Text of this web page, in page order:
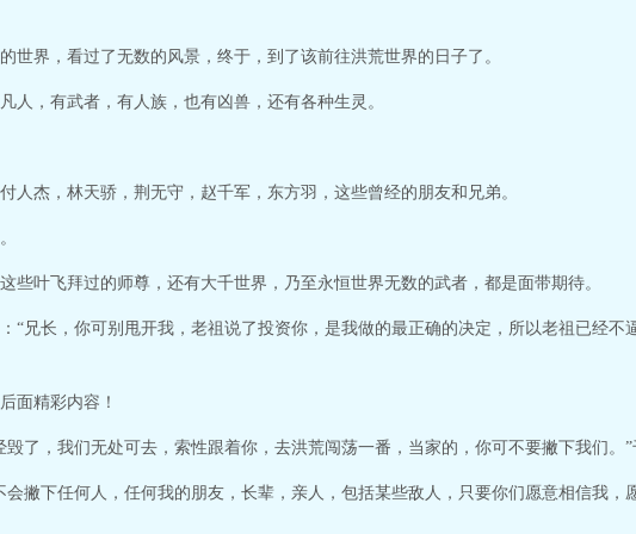
世界，看过了无数的风景，终于，到了该前往洪荒世界的日子了。
人，有武者，有人族，也有凶兽，还有各种生灵。
人杰，林天骄，荆无守，赵千军，东方羽，这些曾经的朋友和兄弟。
些叶飞拜过的师尊，还有大千世界，乃至永恒世界无数的武者，都是面带期待。
“兄长，你可别甩开我，老祖说了投资你，是我做的最正确的决定，所以老祖已经不
面精彩内容！
了，我们无处可去，索性跟着你，去洪荒闯荡一番，当家的，你可不要撇下我们。”
撇下任何人，任何我的朋友，长辈，亲人，包括某些敌人，只要你们愿意相信我，